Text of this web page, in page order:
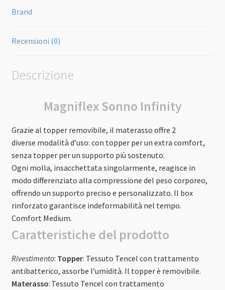
Brand
Recensioni (0)
Descrizione
Magniflex Sonno Infinity
Grazie al topper removibile, il materasso offre 2
diverse modalità d’uso: con topper per un extra comfort,
senza topper per un supporto più sostenuto.
Ogni molla, insacchettata singolarmente, reagisce in
modo differenziato alla compressione del peso corporeo,
offrendo un supporto preciso e personalizzato. Il box
rinforzato garantisce indeformabilità nel tempo.
Comfort Medium.
Caratteristiche del prodotto
Rivestimento: Topper: Tessuto Tencel con trattamento
antibatterico, assorbe l’umidità. Il topper è removibile.
Materasso: Tessuto Tencel con trattamento